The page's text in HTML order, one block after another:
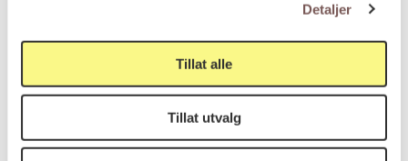
Detaljer
Tillat alle
Tillat utvalg
Postboks 6994
0130 Oslo
post@koro.no